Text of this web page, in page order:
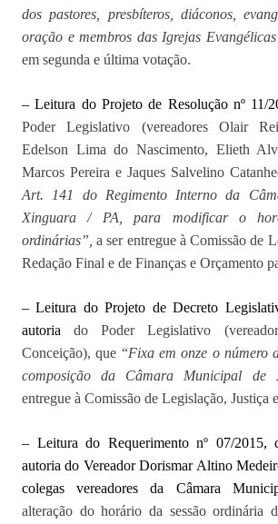
dos pastores, presbíteros, diáconos,
oração e membros das Igrejas
em segunda e última votação.
– Leitura do Projeto de Resolução nº 11/
Poder Legislativo (vereadores Olair
Edelson Lima do Nascimento, Elieth
Marcos Pereira e Jaques Salvelino
Art. 141 do Regimento Interno da
Xinguara / PA, para modificar o
ordinárias”,a ser entregue à Comissão de
Redação Final e de Finanças e Orçamento
– Leitura do Projeto de Decreto
autoria do Poder Legislativo
Conceição), que “Fixa em onze o número
composição da Câmara Municipal de
entregue à Comissão de Legislação, Justiça
– Leitura do Requerimento nº 07/2015,
autoria do Vereador Dorismar Altino
colegas vereadores da Câmara
alteração do horário da sessão ordinária